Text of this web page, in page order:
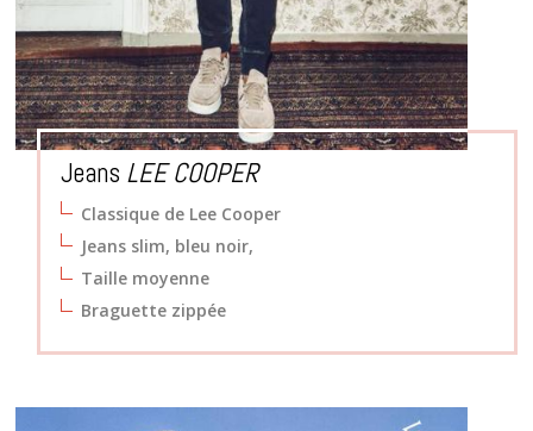
Jeans LEE COOPER
Classique de Lee Cooper
Jeans slim, bleu noir,
Taille moyenne
Braguette zippée